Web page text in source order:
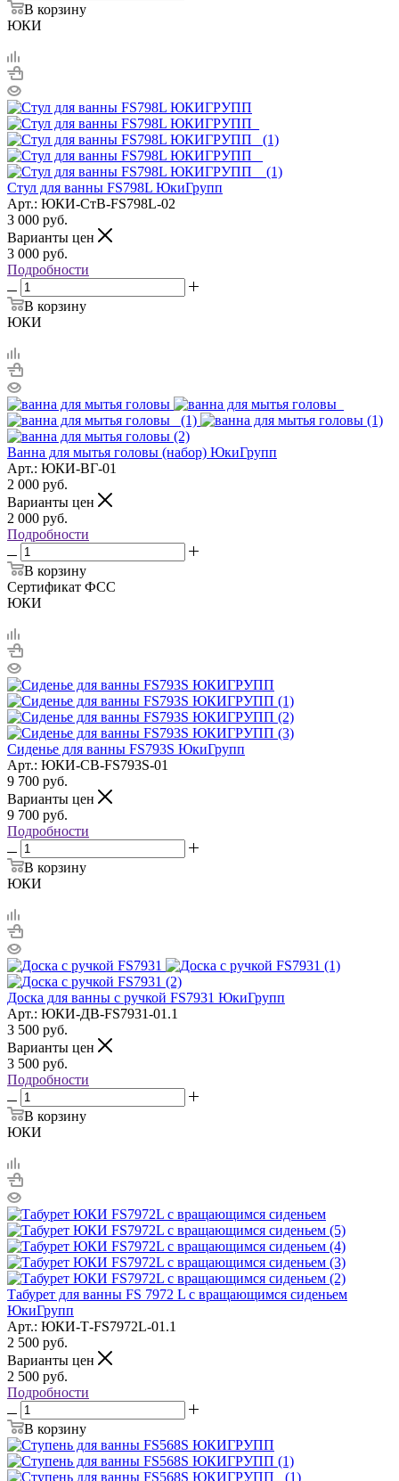
В корзину
ЮКИ
Стул для ванны FS798L ЮкиГрупп
Арт.: ЮКИ-СтВ-FS798L-02
3 000 руб.
Варианты цен
3 000 руб.
Подробности
В корзину
ЮКИ
Ванна для мытья головы (набор) ЮкиГрупп
Арт.: ЮКИ-ВГ-01
2 000 руб.
Варианты цен
2 000 руб.
Подробности
В корзину
Сертификат ФСС
ЮКИ
Сиденье для ванны FS793S ЮкиГрупп
Арт.: ЮКИ-СВ-FS793S-01
9 700 руб.
Варианты цен
9 700 руб.
Подробности
В корзину
ЮКИ
Доска для ванны с ручкой FS7931 ЮкиГрупп
Арт.: ЮКИ-ДВ-FS7931-01.1
3 500 руб.
Варианты цен
3 500 руб.
Подробности
В корзину
ЮКИ
Табурет для ванны FS 7972 L с вращающимся сиденьем
ЮкиГрупп
Арт.: ЮКИ-Т-FS7972L-01.1
2 500 руб.
Варианты цен
2 500 руб.
Подробности
В корзину